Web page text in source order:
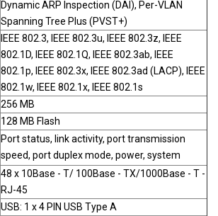
Dynamic ARP Inspection (DAI), Per-VLAN
Spanning Tree Plus (PVST+)
IEEE 802.3, IEEE 802.3u, IEEE 802.3z, IEEE
802.1D, IEEE 802.1Q, IEEE 802.3ab, IEEE
802.1p, IEEE 802.3x, IEEE 802.3ad (LACP), IEEE
802.1w, IEEE 802.1x, IEEE 802.1s
256 MB
128 MB Flash
Port status, link activity, port transmission
speed, port duplex mode, power, system
48 x 10Base - T/ 100Base - TX/1000Base - T -
RJ-45
USB: 1 x 4 PIN USB Type A